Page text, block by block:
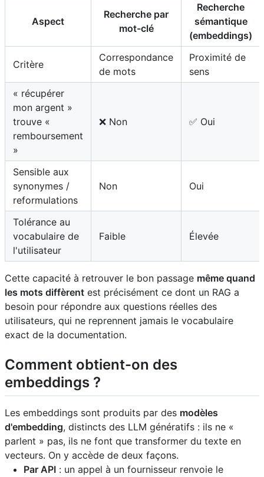
Aspect
Recherche par
mot-clé
Recherche
sémantique
(embeddings)
Critère
Correspondance
de mots
Proximité de
sens
« récupérer
mon argent »
trouve «
remboursement
»
❌ Non ✅ Oui
Sensible aux
synonymes /
reformulations
Non Oui
Tolérance au
vocabulaire de
l'utilisateur
Faible Élevée
Cette capacité à retrouver le bon passage même quand
les mots diffèrent est précisément ce dont un RAG a
besoin pour répondre aux questions réelles des
utilisateurs, qui ne reprennent jamais le vocabulaire
exact de la documentation.
Comment obtient-on des
embeddings ?
Les embeddings sont produits par des modèles
d'embedding, distincts des LLM génératifs : ils ne «
parlent » pas, ils ne font que transformer du texte en
vecteurs. On y accède de deux façons.
Par API : un appel à un fournisseur renvoie le